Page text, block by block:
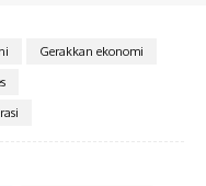
Gerakkan ekonomi